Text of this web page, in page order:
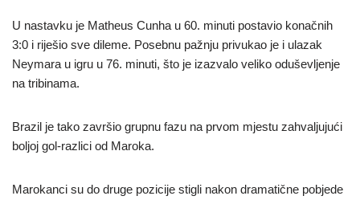
U nastavku je Matheus Cunha u 60. minuti postavio konačnih
3:0 i riješio sve dileme. Posebnu pažnju privukao je i ulazak
Neymara u igru u 76. minuti, što je izazvalo veliko oduševljenje
na tribinama.
Brazil je tako završio grupnu fazu na prvom mjestu zahvaljujući
boljoj gol-razlici od Maroka.
Marokanci su do druge pozicije stigli nakon dramatične pobjede